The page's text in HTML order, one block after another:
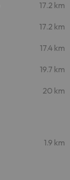
17.2 km
17.2 km
17.4 km
19.7 km
20 km
1.9 km